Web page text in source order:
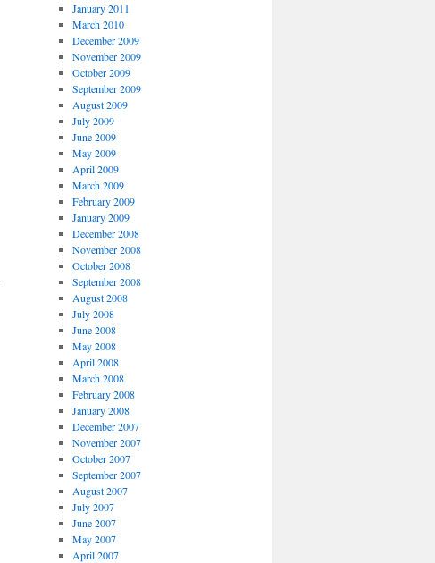
January 2011
March 2010
December 2009
November 2009
October 2009
September 2009
August 2009
July 2009
June 2009
May 2009
April 2009
March 2009
February 2009
January 2009
December 2008
November 2008
October 2008
September 2008
August 2008
July 2008
June 2008
May 2008
April 2008
March 2008
February 2008
January 2008
December 2007
November 2007
October 2007
September 2007
August 2007
July 2007
June 2007
May 2007
April 2007